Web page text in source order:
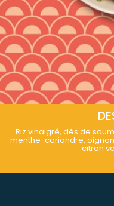
Riz vinaigré, dés de
menthe-coriandre,
citron